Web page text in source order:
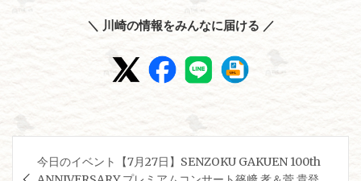
＼ 川崎の情報をみんなに届ける ／
稿 今日のイベント【7月27日】SENZOKU GAKUEN 100th